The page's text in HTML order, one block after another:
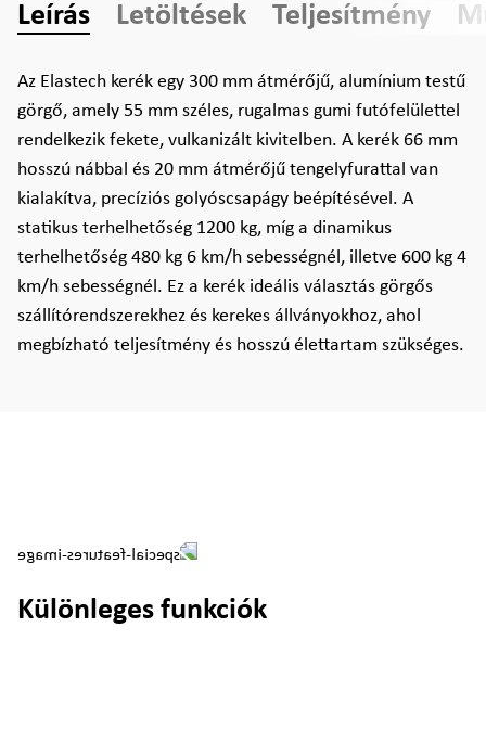
Leírás Letöltések Teljesítmény
Az Elastech kerék egy 300 mm átmérőjű, alumínium testű
görgő, amely 55 mm széles, rugalmas gumi futófelülettel
rendelkezik fekete, vulkanizált kivitelben. A kerék 66 mm
hosszú nábbal és 20 mm átmérőjű tengelyfurattal van
kialakítva, precíziós golyóscsapágy beépítésével. A
statikus terhelhetőség 1200 kg, míg a dinamikus
terhelhetőség 480 kg 6 km/h sebességnél, illetve 600 kg 4
km/h sebességnél. Ez a kerék ideális választás görgős
szállítórendszerekhez és kerekes állványokhoz, ahol
megbízható teljesítmény és hosszú élettartam szükséges.
Különleges funkciók